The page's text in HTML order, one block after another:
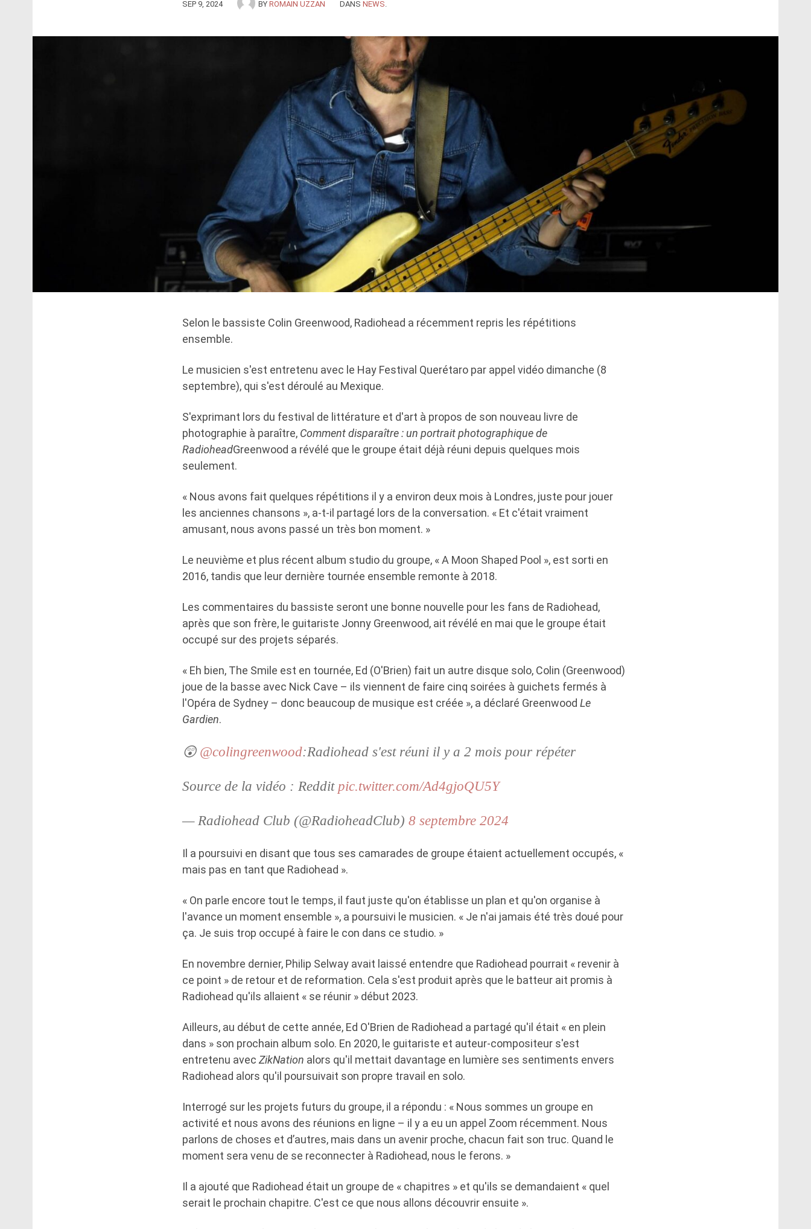
SEP 9, 2024 BY ROMAIN UZZAN DANS NEWS
Selon le bassiste Colin Greenwood, Radiohead a récemment repris les répétitions
ensemble.
Le musicien s'est entretenu avec le Hay Festival Querétaro par appel vidéo dimanche (8
septembre), qui s'est déroulé au Mexique.
S'exprimant lors du festival de littérature et d'art à propos de son nouveau livre de
photographie à paraître, Comment disparaître : un portrait photographique de
RadioheadGreenwood a révélé que le groupe était déjà réuni depuis quelques mois
seulement.
« Nous avons fait quelques répétitions il y a environ deux mois à Londres, juste pour jouer
les anciennes chansons », a-t-il partagé lors de la conversation. « Et c'était vraiment
amusant, nous avons passé un très bon moment. »
Le neuvième et plus récent album studio du groupe, « A Moon Shaped Pool », est sorti en
2016, tandis que leur dernière tournée ensemble remonte à 2018.
Les commentaires du bassiste seront une bonne nouvelle pour les fans de Radiohead,
après que son frère, le guitariste Jonny Greenwood, ait révélé en mai que le groupe était
occupé sur des projets séparés.
« Eh bien, The Smile est en tournée, Ed (O'Brien) fait un autre disque solo, Colin (Greenwood)
joue de la basse avec Nick Cave – ils viennent de faire cinq soirées à guichets fermés à
l'Opéra de Sydney – donc beaucoup de musique est créée », a déclaré Greenwood Le
Gardien.
😲 @colingreenwood:Radiohead s'est réuni il y a 2 mois pour répéter
Source de la vidéo : Reddit pic.twitter.com/Ad4gjoQU5Y
— Radiohead Club (@RadioheadClub) 8 septembre 2024
Il a poursuivi en disant que tous ses camarades de groupe étaient actuellement occupés, «
mais pas en tant que Radiohead ».
« On parle encore tout le temps, il faut juste qu'on établisse un plan et qu'on organise à
l'avance un moment ensemble », a poursuivi le musicien. « Je n'ai jamais été très doué pour
ça. Je suis trop occupé à faire le con dans ce studio. »
En novembre dernier, Philip Selway avait laissé entendre que Radiohead pourrait « revenir à
ce point » de retour et de reformation. Cela s'est produit après que le batteur ait promis à
Radiohead qu'ils allaient « se réunir » début 2023.
Ailleurs, au début de cette année, Ed O'Brien de Radiohead a partagé qu'il était « en plein
dans » son prochain album solo. En 2020, le guitariste et auteur-compositeur s'est
entretenu avec ZikNation alors qu'il mettait davantage en lumière ses sentiments envers
Radiohead alors qu'il poursuivait son propre travail en solo.
Interrogé sur les projets futurs du groupe, il a répondu : « Nous sommes un groupe en
activité et nous avons des réunions en ligne – il y a eu un appel Zoom récemment. Nous
parlons de choses et d’autres, mais dans un avenir proche, chacun fait son truc. Quand le
moment sera venu de se reconnecter à Radiohead, nous le ferons. »
Il a ajouté que Radiohead était un groupe de « chapitres » et qu'ils se demandaient « quel
serait le prochain chapitre. C'est ce que nous allons découvrir ensuite ».